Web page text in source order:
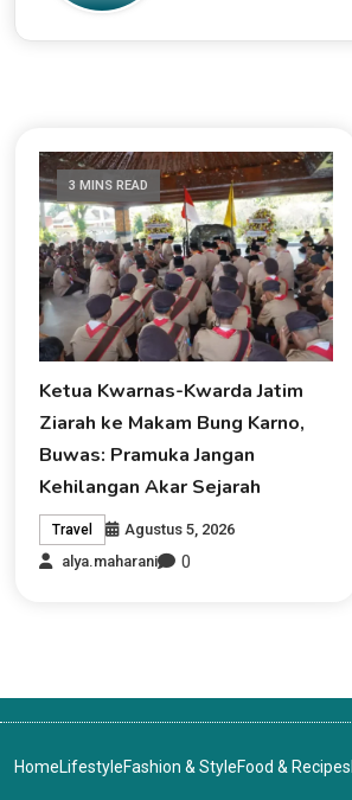
3 MINS READ
Ketua Kwarnas-Kwarda Jatim
Ziarah ke Makam Bung Karno,
Buwas: Pramuka Jangan
Kehilangan Akar Sejarah
Travel
Agustus 5, 2026
alya.maharani
0
HomeLifestyleFashion & StyleFood & Recipes